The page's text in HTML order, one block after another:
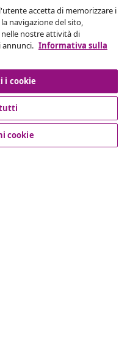
per il tuo ordine.
contratto
accetta di memorizzare i
navigazione del sito,
nelle nostre attività di
annunci. Informativa sulla
i cookie
cookie